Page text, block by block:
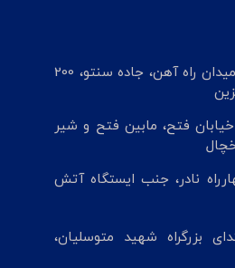
شعبه مرکزی: تبریز، میدان راه آهن، جاده سنتو، 200
فتح، مابین فتح و شیر
نادر، جنب ایستگاه آتش
بزرگراه شهید متوسلیان،